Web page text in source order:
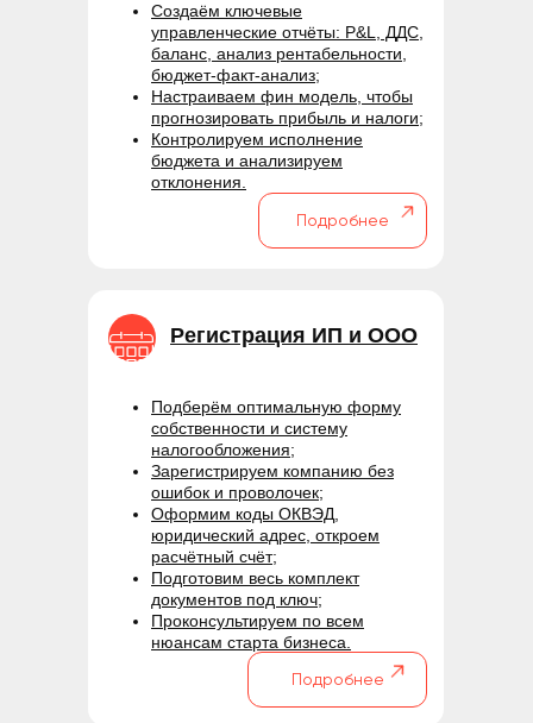
Регистрация ИП и ООО
Подберём оптимальную форму
собственности и систему
налогообложения;
Зарегистрируем компанию без
ошибок и проволочек;
Оформим коды ОКВЭД,
юридический адрес, откроем
расчётный счёт;
Подготовим весь комплект
документов под ключ;
Проконсультируем по всем
нюансам старта бизнеса.
Подробнее
Создаём ключевые
управленческие отчёты: P&L, ДДС,
баланс, анализ рентабельности,
бюджет-факт-анализ;
Настраиваем фин модель, чтобы
прогнозировать прибыль и налоги;
Контролируем исполнение
бюджета и анализируем
отклонения.
Подробнее